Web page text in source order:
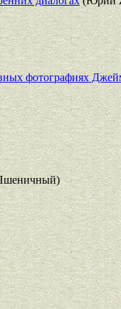
фотографиях